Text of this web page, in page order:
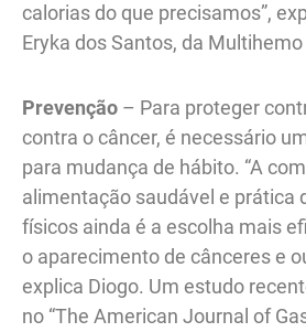
calorias do que precisamos”,
Eryka dos Santos, da
Prevenção – Para proteger
contra o câncer, é necessário
para mudança de hábito. “A
alimentação saudável e prática
físicos ainda é a escolha mais
o aparecimento de cânceres e
explica Diogo. Um estudo
no “The American Journal of